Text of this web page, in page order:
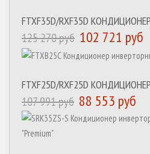
FTXF35D/RXF35D
125 270 руб 102 721 руб
FTXF25D/RXF25D
107 991 руб 88 553 руб